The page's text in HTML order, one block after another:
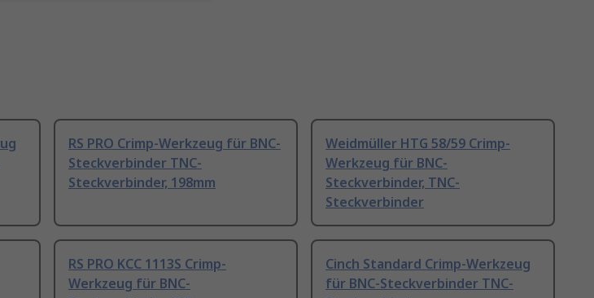
RS PRO Crimp-Werkzeug für BNC-
Steckverbinder TNC-
Steckverbinder, 198mm
Weidmüller HTG 58/59 Crimp-
Werkzeug für BNC-
Steckverbinder, TNC-
Steckverbinder
RS PRO KCC 1113S Crimp-
Werkzeug für BNC-
Cinch Standard Crimp-Werkzeug
für BNC-Steckverbinder TNC-